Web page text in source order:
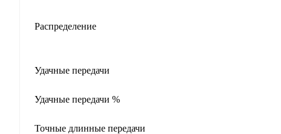
Распределение
Удачные передачи
Удачные передачи %
Точные длинные передачи